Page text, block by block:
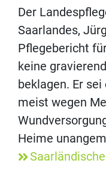
Der
Saarlandes,
Pflegebericht
keine
beklagen. Er
meist wegen
Heime